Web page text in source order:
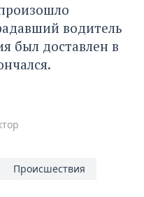
водитель
был доставлен в
Происшествия